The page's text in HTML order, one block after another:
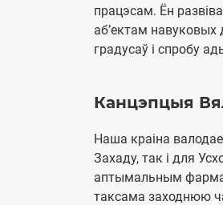
працэсам. Ён
аб’ектам навуковых
градусаў і спробу
Канцэпцыя
Наша краіна
Захаду, так і для
аптымальным
таксама заходнюю